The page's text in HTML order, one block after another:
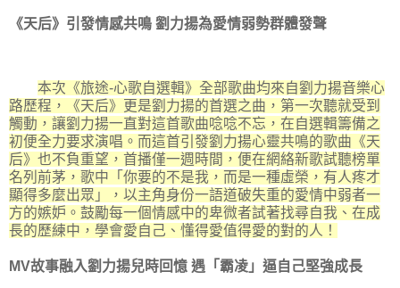
《天后》引發情感共鳴 劉力揚為愛情弱勢群體發聲
本次《旅途-心歌自選輯》全部歌曲均來自劉力揚音樂心
路歷程，《天后》更是劉力揚的首選之曲，第一次聽就受到
觸動，讓劉力揚一直對這首歌曲唸唸不忘，在自選輯籌備之
初便全力要求演唱。而這首引發劉力揚心靈共鳴的歌曲《天
后》也不負重望，首播僅一週時間，便在網絡新歌試聽榜單
名列前茅，歌中「你要的不是我，而是一種虛榮，有人疼才
顯得多麼出眾」，以主角身份一語道破失重的愛情中弱者一
方的嫉妒。鼓勵每一個情感中的卑微者試著找尋自我、在成
長的歷練中，學會愛自己、懂得愛值得愛的對的人！
MV故事融入劉力揚兒時回憶 遇「霸凌」逼自己堅強成長